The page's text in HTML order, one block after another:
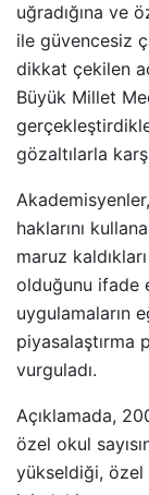
uğradığına ve
ile güvencesiz
dikkat çekilen
Büyük Millet
gözaltılarla
haklarını
maruz
olduğunu ifade
uygulamaların
piyasalaştırma
vurguladı.
Açıklamada,
özel okul
yükseldiği, özel